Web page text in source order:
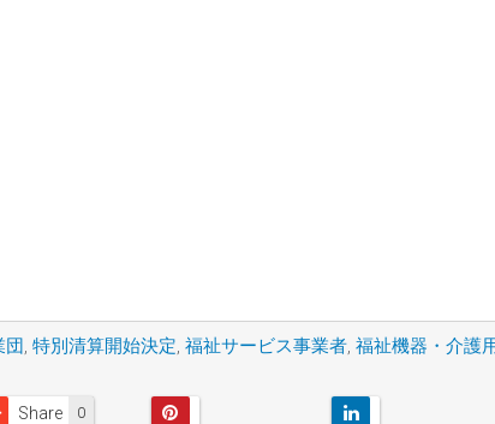
団, 特別清算開始決定, 福祉サービス事業者, 福祉機器・介護
0
Share